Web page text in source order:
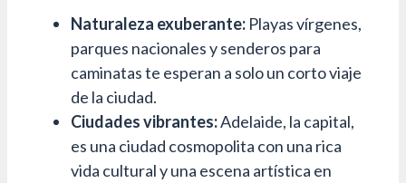
Naturaleza exuberante: Playas vírgenes,
parques nacionales y senderos para
caminatas te esperan a solo un corto viaje
de la ciudad.
Ciudades vibrantes:Adelaide, la capital,
es una ciudad cosmopolita con una rica
vida cultural y una escena artística en